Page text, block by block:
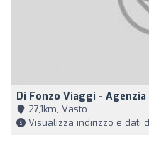
Di Fonzo Viaggi -
27,1km, Vasto
Visualizza indirizzo e dati